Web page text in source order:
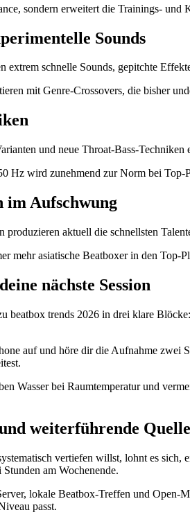
sondern erweitert die Trainings- und
Sounds
extrem schnelle Sounds, gepitchte
mit Genre-Crossovers, die bisher
und neue Throat-Bass-Techniken
Hz wird zunehmend zur Norm bei Top-
im Aufschwung
produzieren aktuell die schnellsten
mehr asiatische Beatboxer in den Top-
nächste Session
beatbox trends 2026 in drei klare
auf und höre dir die Aufnahme zwei
Wasser bei Raumtemperatur und
weiterführende
vertiefen willst, lohnt es
am Wochenende.
lokale Beatbox-Treffen und Open-
passt.